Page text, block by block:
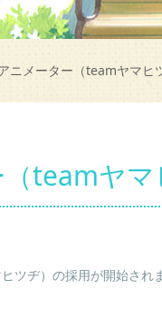
ニメーター（teamヤマヒ
teamヤ
ツヂ）の採用が開始され